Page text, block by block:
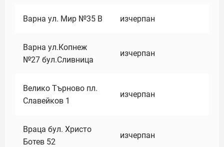
Варна ул. Мир №35 В изчерпан
Варна ул.Копнеж
№27 бул.Сливница
изчерпан
Велико Търново пл.
Славейков 1
изчерпан
Враца бул. Христо
Ботев 52
изчерпан